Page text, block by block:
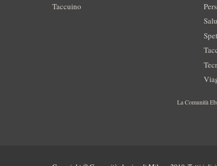
Taccuino
La Comunità